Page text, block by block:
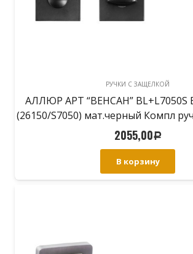
РУЧКИ С ЗАЩЕЛКОЙ
АЛЛЮР АРТ “ВЕНСАН” BL+L7050S
(26150/S7050) мат.черный Компл
2055,00Р
В корзину